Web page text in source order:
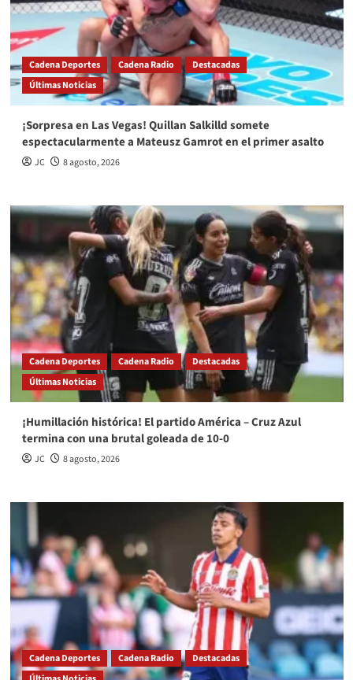
Cadena Deportes Cadena Radio
Destacadas
Últimas Noticias
¡Sorpresa en Las Vegas! Quillan Salkilld somete
espectacularmente a Mateusz Gamrot en el primer asalto
JC 8 agosto, 2026
Cadena Deportes Cadena Radio
Destacadas
Últimas Noticias
¡Humillación histórica! El partido América – Cruz Azul
termina con una brutal goleada de 10-0
JC 8 agosto, 2026
Cadena Deportes Cadena Radio
Destacadas